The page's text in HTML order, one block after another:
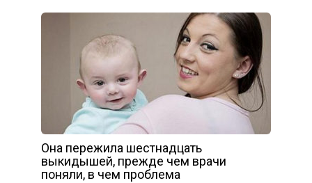
Она пережила шестнадцать
выкидышей, прежде чем врачи
поняли, в чем проблема